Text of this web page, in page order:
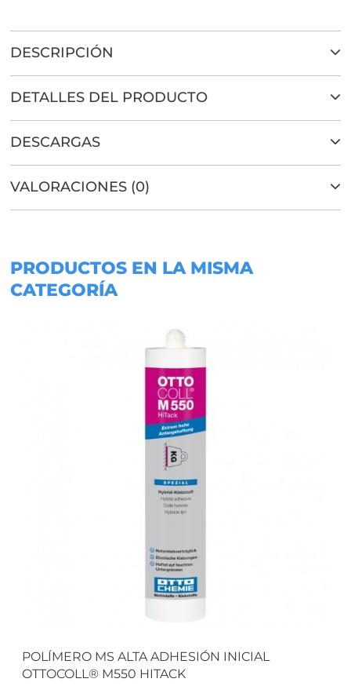
DESCRIPCIÓN ▼
DETALLES DEL PRODUCTO ▼
DESCARGAS ▼
VALORACIONES (0) ▼
PRODUCTOS EN LA MISMA
CATEGORÍA
POLÍMERO MS ALTA ADHESIÓN INICIAL
OTTOCOLL® M550 HITACK